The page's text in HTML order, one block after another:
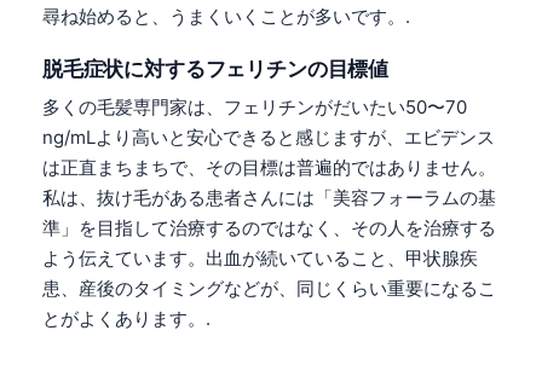
尋ね始めると、うまくいくことが多いです。.
脱毛症状に対するフェリチンの目標値
多くの毛髪専門家は、フェリチンがだいたい50〜70
ng/mLより高いと安心できると感じますが、エビデンス
は正直まちまちで、その目標は普遍的ではありません。
私は、抜け毛がある患者さんには「美容フォーラムの基
準」を目指して治療するのではなく、その人を治療する
よう伝えています。出血が続いていること、甲状腺疾
患、産後のタイミングなどが、同じくらい重要になるこ
とがよくあります。.
فارسی
Български
Dansk
Nederlands
हिन्दी
Bahasa Indonesia
Српски језик